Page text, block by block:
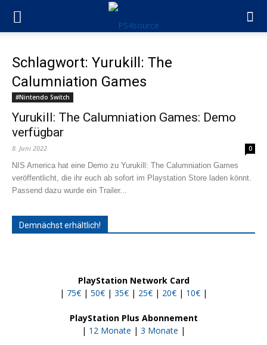
Schlagwort: Yurukill: The
Calumniation Games
#Nintendo Switch
Yurukill: The Calumniation Games: Demo
verfügbar
8. Juni 2022 0
NIS America hat eine Demo zu Yurukill: The Calumniation Games
veröffentlicht, die ihr euch ab sofort im Playstation Store laden könnt.
Passend dazu wurde ein Trailer...
Demnächst erhältlich!
PlayStation Network Card
| 75€ | 50€ | 35€ | 25€ | 20€ | 10€ |
PlayStation Plus Abonnement
| 12 Monate | 3 Monate |